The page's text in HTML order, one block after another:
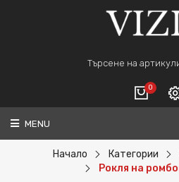
0
ВАШАТА КОЛИЧКА
MENU
Начало Категории
Рокля на